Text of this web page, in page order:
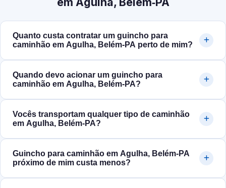
Quanto custa contratar um guincho para
caminhão em Agulha, Belém‑PA perto de mim?
Quando devo acionar um guincho para
caminhão em Agulha, Belém‑PA?
Vocês transportam qualquer tipo de caminhão
em Agulha, Belém‑PA?
Guincho para caminhão em Agulha, Belém‑PA
próximo de mim custa menos?